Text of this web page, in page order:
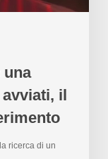
una
il
ricerca di un